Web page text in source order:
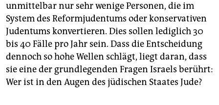
unmittelbar nur sehr wenige Personen, die im
System des Reformjudentums oder konservativen
Judentums konvertieren. Dies sollen lediglich 30
bis 40 Fälle pro Jahr sein. Dass die Entscheidung
dennoch so hohe Wellen schlägt, liegt daran, dass
sie eine der grundlegenden Fragen Israels berührt:
Wer ist in den Augen des jüdischen Staates Jude?